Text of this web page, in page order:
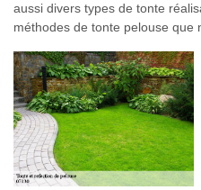
aussi divers types de tonte
méthodes de tonte pelouse que